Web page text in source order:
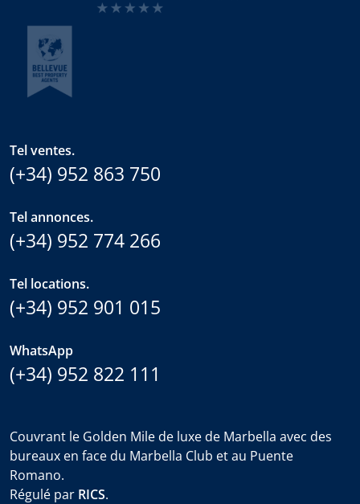
Tel ventes.
(+34) 952 863 750
Tel annonces.
(+34) 952 774 266
Tel locations.
(+34) 952 901 015
WhatsApp
(+34) 952 822 111
Couvrant le Golden Mile de luxe de Marbella avec des
bureaux en face du Marbella Club et au Puente
Romano.
Régulé par RICS.